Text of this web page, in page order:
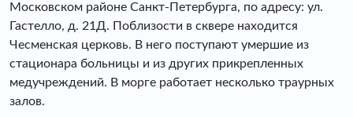
Московском районе Санкт-Петербурга, по адресу: ул.
Гастелло, д. 21Д. Поблизости в сквере находится
Чесменская церковь. В него поступают умершие из
стационара больницы и из других прикрепленных
медучреждений. В морге работает несколько траурных
залов.